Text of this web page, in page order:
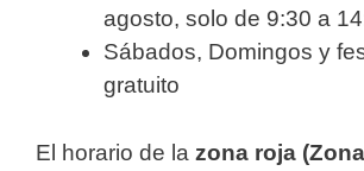
agosto, solo de 9:30 a
Sábados, Domingos y
gratuito
El horario de la zona roja